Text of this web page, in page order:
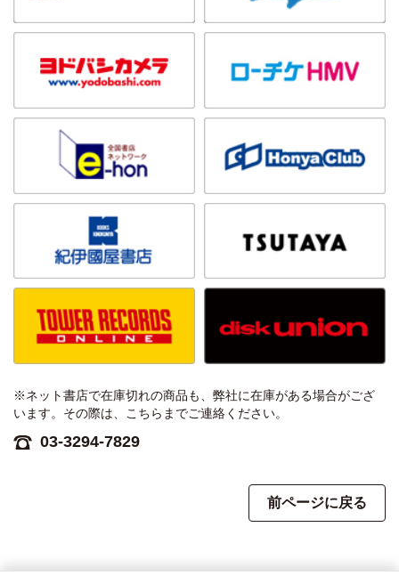
※ネット書店で在庫切れの商品も、弊社に在庫がある場合がござ
います。その際は、こちらまでご連絡ください。
03-3294-7829
前ページに戻る